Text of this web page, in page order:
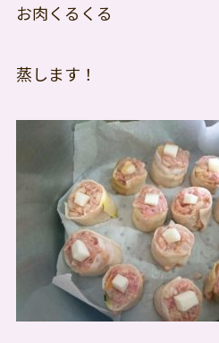
お肉くるくる
蒸します！